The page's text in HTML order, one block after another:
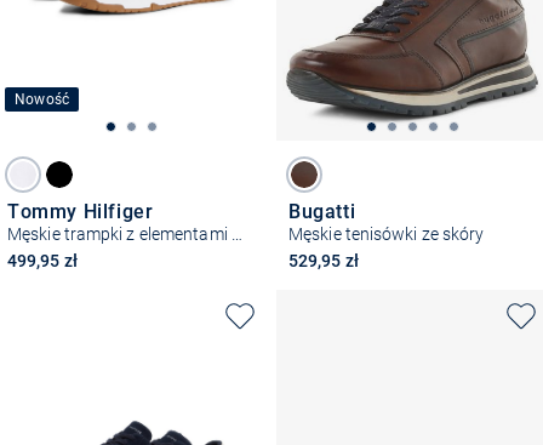
Nowość
Tommy Hilfiger
499,95 zł
Bugatti
Męskie tenisówki ze skóry
529,95 zł